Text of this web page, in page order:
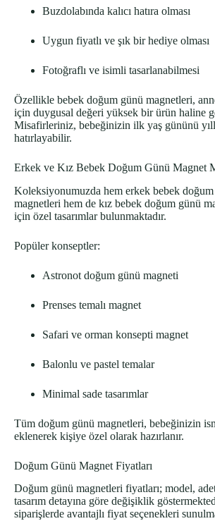
Buzdolabında kalıcı hatıra olması
Uygun fiyatlı ve şık bir hediye olması
Fotoğraflı ve isimli tasarlanabilmesi
Özellikle bebek doğum günü magnetleri,
için duygusal değeri yüksek bir ürün haline
Misafirleriniz, bebeğinizin ilk yaş gününü
hatırlayabilir.
Erkek ve Kız Bebek Doğum Günü Magnet
Koleksiyonumuzda hem erkek bebek
magnetleri hem de kız bebek doğum günü
için özel tasarımlar bulunmaktadır.
Popüler konseptler:
Astronot doğum günü magneti
Prenses temalı magnet
Safari ve orman konsepti magnet
Balonlu ve pastel temalar
Minimal sade tasarımlar
Tüm doğum günü magnetleri, bebeğinizin
eklenerek kişiye özel olarak hazırlanır.
Doğum Günü Magnet Fiyatları
Doğum günü magnetleri fiyatları; model,
tasarım detayına göre değişiklik
siparişlerde avantajlı fiyat seçenekleri